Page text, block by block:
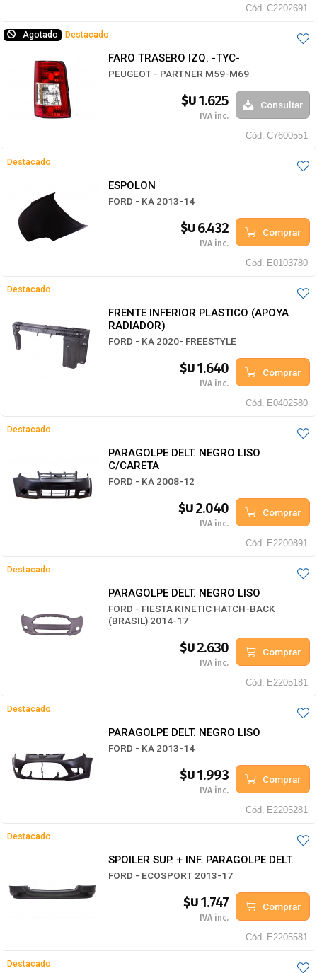
Cód. C2202691
Agotado Destacado
FARO TRASERO IZQ. -TYC-
PEUGEOT - PARTNER M59-M69
$U1.625
IVA inc.
Consultar
Cód. C7600551
Destacado
ESPOLON
FORD - KA 2013-14
$U6.432
IVA inc.
Comprar
Cód. E0103780
Destacado
FRENTE INFERIOR PLASTICO (APOYA
RADIADOR)
FORD - KA 2020- FREESTYLE
$U1.640
IVA inc.
Comprar
Cód. E0402580
Destacado
PARAGOLPE DELT. NEGRO LISO
C/CARETA
FORD - KA 2008-12
$U2.040
IVA inc.
Comprar
Cód. E2200891
Destacado
PARAGOLPE DELT. NEGRO LISO
FORD - FIESTA KINETIC HATCH-BACK
(BRASIL) 2014-17
$U2.630
IVA inc.
Comprar
Cód. E2205181
Destacado
PARAGOLPE DELT. NEGRO LISO
FORD - KA 2013-14
$U1.993
IVA inc.
Comprar
Cód. E2205281
Destacado
SPOILER SUP. + INF. PARAGOLPE DELT.
FORD - ECOSPORT 2013-17
$U1.747
IVA inc.
Comprar
Cód. E2205581
Destacado